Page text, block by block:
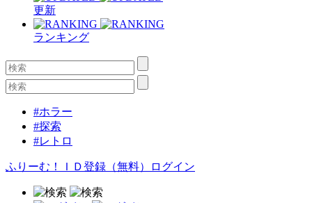
更新
ランキング
#ホラー
#探索
#レトロ
ふりーむ！ＩＤ登録（無料） ログイン